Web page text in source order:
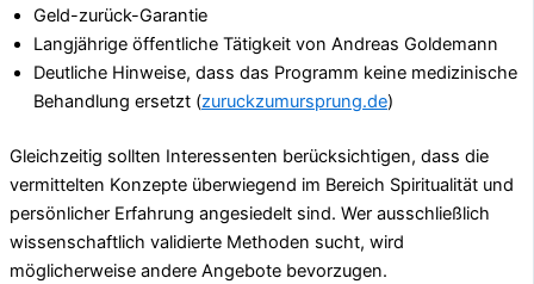
Geld-zurück-Garantie
Langjährige öffentliche Tätigkeit von Andreas Goldemann
Deutliche Hinweise, dass das Programm keine medizinische
Behandlung ersetzt (zuruckzumursprung.de)
Gleichzeitig sollten Interessenten berücksichtigen, dass die
vermittelten Konzepte überwiegend im Bereich Spiritualität und
persönlicher Erfahrung angesiedelt sind. Wer ausschließlich
wissenschaftlich validierte Methoden sucht, wird
möglicherweise andere Angebote bevorzugen.